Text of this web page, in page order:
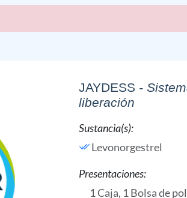
JAYDESS -
liberación
Sustancia(s):
Levonorgestrel
Presentaciones:
1 Caja, 1 Bolsa de